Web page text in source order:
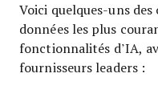
Voici quelques-uns
données les plus
fonctionnalités d’IA,
fournisseurs leaders :